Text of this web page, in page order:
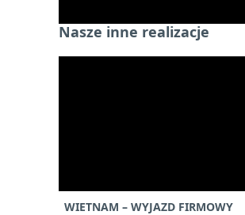
Nasze inne realizacje
WIETNAM – WYJAZD FIRMOWY